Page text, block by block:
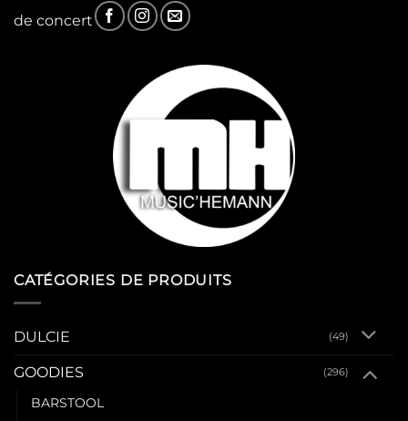
de concert
CATÉGORIES DE PRODUITS
DULCIE (49)
GOODIES (296)
BARSTOOL